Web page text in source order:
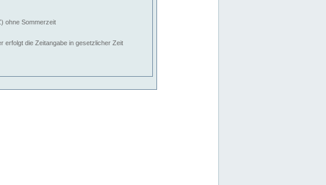
ohne Sommerzeit
erfolgt die Zeitangabe in gesetzlicher Zeit